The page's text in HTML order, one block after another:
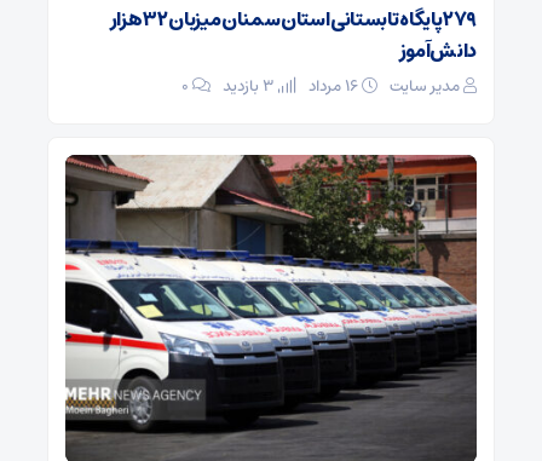
۲۷۹ پایگاه تابستانی استان سمنان میزبان ۳۲ هزار
دانش‌آموز
مدیر سایت ۰